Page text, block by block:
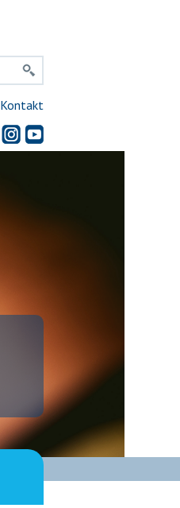
Kontakt